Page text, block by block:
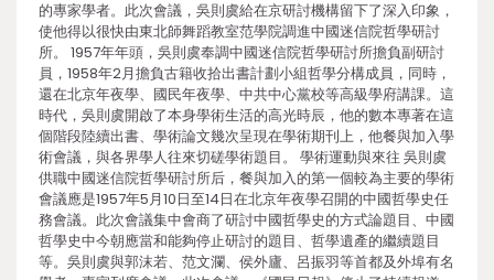
的專家學者。此次會議，吳則虞給在京研討機構留下了深入印象，
使他得以很快由東北師舞蹈教室范學院調進中國迷信院哲學研討
所。 1957年年頭，吳則虞奉調中國迷信院哲學研討所擔負副研討
員，1958年2月擔負古籍收拾出書計劃小組哲學分構成員，同時，
還在北京年夜學、國民年夜學、中共中心黨校等高級學府講課。這
時代，吳則虞開啟了本身學術生活的高光時辰，他的數本專著在這
個階段陸續出書、學術論文幾次呈現在學術期刊上，他餐與加入學
術會議，與各界學人往來切磋學術題目。 學術運動與來往 吳則虞
供職中國迷信院哲學研討所后，餐與加入的第一個較為主要的學術
會議應是1957年5月10日至14日在北京年夜學召開的中國哲學史任
務會議。此次會議集中會商了研討中國哲學史的方式論題目、中國
哲學史中今朝應當和能夠停止研討的題目、哲學遺產的繼續題目
等。吳則虞與郭沫若、范文瀾、侯外廬、呂振羽等首都及外埠有名